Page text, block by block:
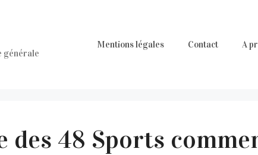
générale
Mentions légales Contact A
des 48 Sports